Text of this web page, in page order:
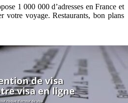
1 000 000 d’adresses en France et
votre voyage. Restaurants, bon plans